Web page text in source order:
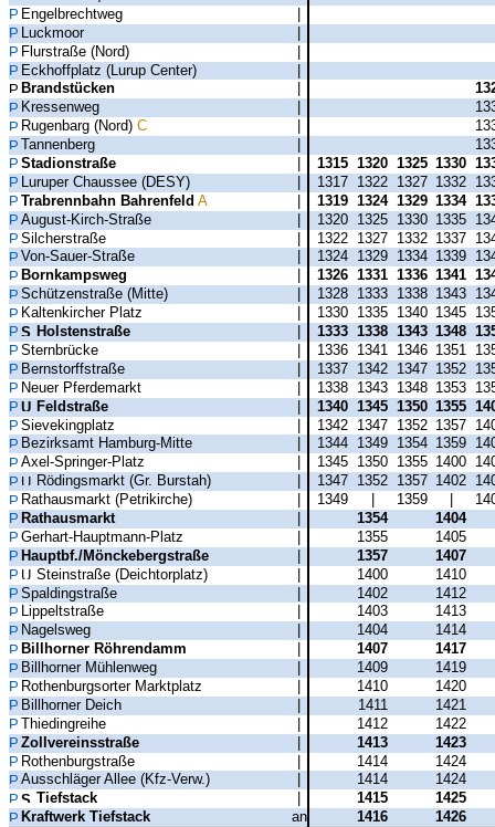
Engelbrechtweg
Luckmoor
Flurstraße (Nord)
|
Eckhoffplatz (Lurup Center)
|
Brandstücken
Kressenweg
Rugenbarg (Nord)C
Tannenberg
Stadionstraße
1315 1320 1325 1330
Luruper Chaussee (DESY)
1317 1322 1327 1332
Trabrennbahn Bahrenfeld A 1319 1324 1329 1334
August-Kirch-Straße
| 1320 1325 1330 1335
Silcherstraße
| 1322 1327 1332 1337
Von-Sauer-Straße
1324 1329 1334 1339
Bornkampsweg
1326 1331 1336 1341
Schützenstraße (Mitte)
1328 1333 1338 1343
Kaltenkircher Platz
1330 1335 1340 1345
Holstenstraße
1333 1338 1343 1348
Sternbrücke
1336 1341 1346 1351
Bernstorffstraße
1337 1342 1347 1352
Neuer Pferdemarkt
| 1338 1343 1348 1353
Feldstraße
| 1340 1345 1350 1355
Sievekingplatz
| 1342 1347 1352 1357
Bezirksamt Hamburg-Mitte
1344 1349 1354 1359
Axel-Springer-Platz
1345 1350 1355 1400
Rödingsmarkt (Gr. Burstah)
1347 1352 1357 1402
Rathausmarkt (Petrikirche)
1349 1359
Rathausmarkt
1354
1404
Gerhart-Hauptmann-Platz
1355
1405
Hauptbf./Mönckebergstraße
| 1357
1407
Steinstraße (Deichtorplatz)
| 1400
1410
Spaldingstraße
| 1402
1412
Lippeltstraße
1403
1413
Nagelsweg
1404
1414
Billhorner Röhrendamm
1407
1417
Billhorner Mühlenweg
1409
1419
Rothenburgsorter Marktplatz
1410
1420
Billhorner Deich
1411
1421
Thiedingreihe
1412
1422
Zollvereinsstraße
| 1413
1423
Rothenburgstraße
| 1414
1424
Ausschläger Allee (Kfz-Verw.)
1414
1424
Tiefstack
1415
1425
Kraftwerk Tiefstack
an 1416 1426